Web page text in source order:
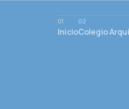
InicioColegio